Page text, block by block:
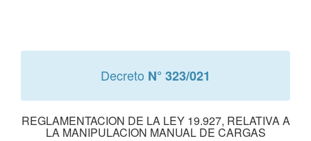
Decreto N° 323/021
REGLAMENTACION DE LA LEY 19.927, RELATIVA A
LA MANIPULACION MANUAL DE CARGAS